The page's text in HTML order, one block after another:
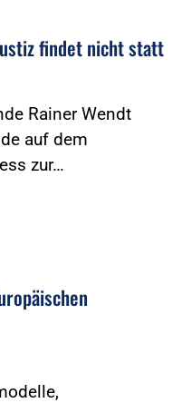
findet nicht statt
Rainer Wendt
auf dem
zur…